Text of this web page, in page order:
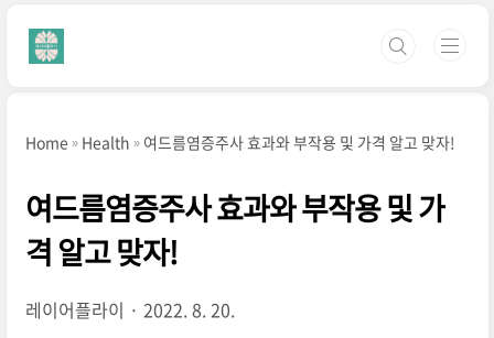
Home Health 여드름염증주사 효과와 부작용 및 가격 알고 맞자!
여드름염증주사 효과와 부작용 및 가
격 알고 맞자!
레이어플라이 2022. 8. 20.